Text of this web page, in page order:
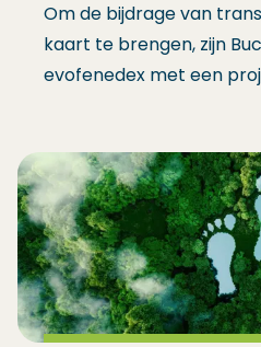
Om de bijdrage van
kaart te brengen, zijn
evofenedex met een